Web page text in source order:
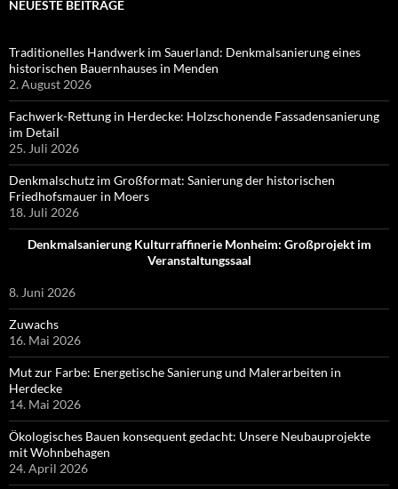
NEUESTE BEITRÄGE
Traditionelles Handwerk im Sauerland: Denkmalsanierung eines
historischen Bauernhauses in Menden
2. August 2026
Fachwerk-Rettung in Herdecke: Holzschonende Fassadensanierung
im Detail
25. Juli 2026
Denkmalschutz im Großformat: Sanierung der historischen
Friedhofsmauer in Moers
18. Juli 2026
Denkmalsanierung Kulturraffinerie Monheim: Großprojekt im
Veranstaltungssaal
8. Juni 2026
Zuwachs
16. Mai 2026
Mut zur Farbe: Energetische Sanierung und Malerarbeiten in
Herdecke
14. Mai 2026
Ökologisches Bauen konsequent gedacht: Unsere Neubauprojekte
mit Wohnbehagen
24. April 2026